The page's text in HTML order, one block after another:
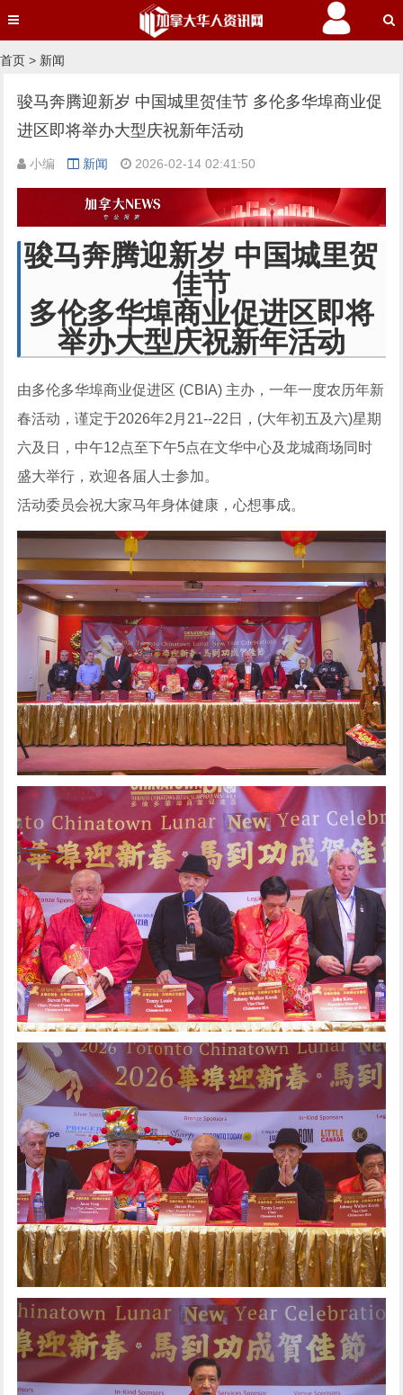
首页 > 新闻
骏马奔腾迎新岁 中国城里贺佳节 多伦多华埠商业促
进区即将举办大型庆祝新年活动
小编 新闻 2026-02-14 02:41:50
骏马奔腾迎新岁 中国城里贺
佳节
多伦多华埠商业促进区即将
举办大型庆祝新年活动
由多伦多华埠商业促进区 (CBIA) 主办，一年一度农历年新
春活动，谨定于2026年2月21--22日，(大年初五及六)星期
六及日，中午12点至下午5点在文华中心及龙城商场同时
盛大举行，欢迎各届人士参加。
活动委员会祝大家马年身体健康，心想事成。